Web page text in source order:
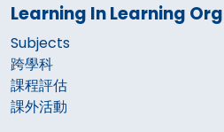
Learning In Learning
Subjects
跨學科
課程評估
課外活動